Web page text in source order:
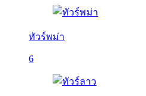
ทัวร์พม่า
6